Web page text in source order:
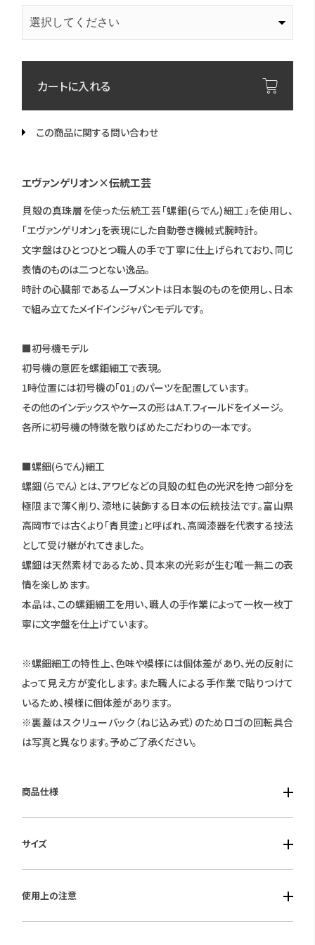
カートに入れる
この商品に関する問い合わせ
エヴァンゲリオン×伝統工芸
貝殻の真珠層を使った伝統工芸「螺鈿(らでん)細工」を使用し、
「エヴァンゲリオン」を表現にした自動巻き機械式腕時計。
文字盤はひとつひとつ職人の手で丁寧に仕上げられており、同じ
表情のものは二つとない逸品。
時計の心臓部であるムーブメントは日本製のものを使用し、日本
で組み立てたメイドインジャパンモデルです。
■初号機モデル
初号機の意匠を螺鈿細工で表現。
1時位置には初号機の「01」のパーツを配置しています。
その他のインデックスやケースの形はA.T.フィールドをイメージ。
各所に初号機の特徴を散りばめたこだわりの一本です。
■螺鈿(らでん)細工
螺鈿（らでん）とは、アワビなどの貝殻の虹色の光沢を持つ部分を
極限まで薄く削り、漆地に装飾する日本の伝統技法です。富山県
高岡市では古くより「青貝塗」と呼ばれ、高岡漆器を代表する技法
として受け継がれてきました。
螺鈿は天然素材であるため、貝本来の光彩が生む唯一無二の表
情を楽しめます。
本品は、この螺鈿細工を用い、職人の手作業によって一枚一枚丁
寧に文字盤を仕上げています。
※螺鈿細工の特性上、色味や模様には個体差があり、光の反射に
よって見え方が変化します。また職人による手作業で貼りつけて
いるため、模様に個体差があります。
※裏蓋はスクリューバック（ねじ込み式）のためロゴの回転具合
は写真と異なります。予めご了承ください。
商品仕様
■風防素材：ミネラルガラス
■ベルト素材：カーフレザー
サイズ
使用上の注意